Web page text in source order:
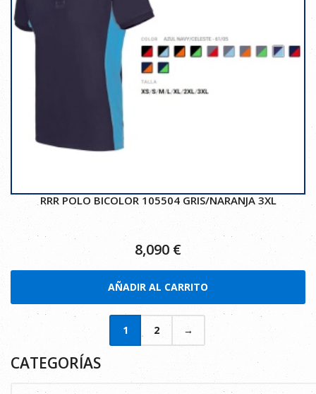
RRR POLO BICOLOR 105504 GRIS/NARANJA 3XL
8,090 €
AÑADIR AL CARRITO
1 2 →
CATEGORÍAS